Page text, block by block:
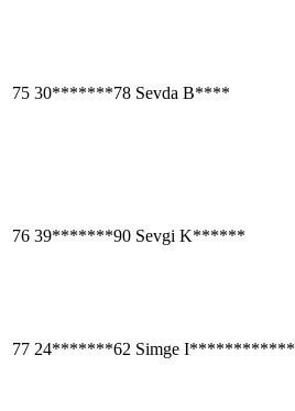
75 30*******78 Sevda B****
76 39*******90 Sevgi K******
77 24*******62 Simge I************